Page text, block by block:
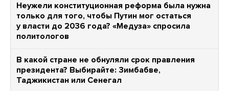
Неужели конституционная реформа была нужна
только для того, чтобы Путин мог остаться
у власти до 2036 года? «Медуза» спросила
политологов
В какой стране не обнуляли срок правления
президента? Выбирайте: Зимбабве,
Таджикистан или Сенегал